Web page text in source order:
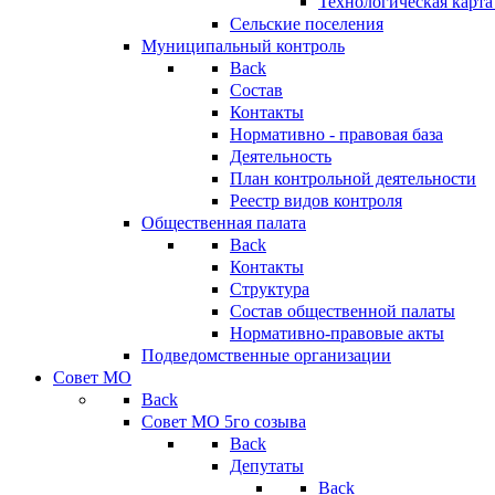
Сельские поселения
Муниципальный контроль
Back
Состав
Контакты
Нормативно - правовая база
Деятельность
План контрольной деятельности
Реестр видов контроля
Общественная палата
Back
Контакты
Структура
Состав общественной палаты
Нормативно-правовые акты
Подведомственные организации
Совет МО
Back
Совет МО 5го созыва
Back
Депутаты
Back